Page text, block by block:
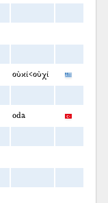
οὐκί<οὐχί
oda